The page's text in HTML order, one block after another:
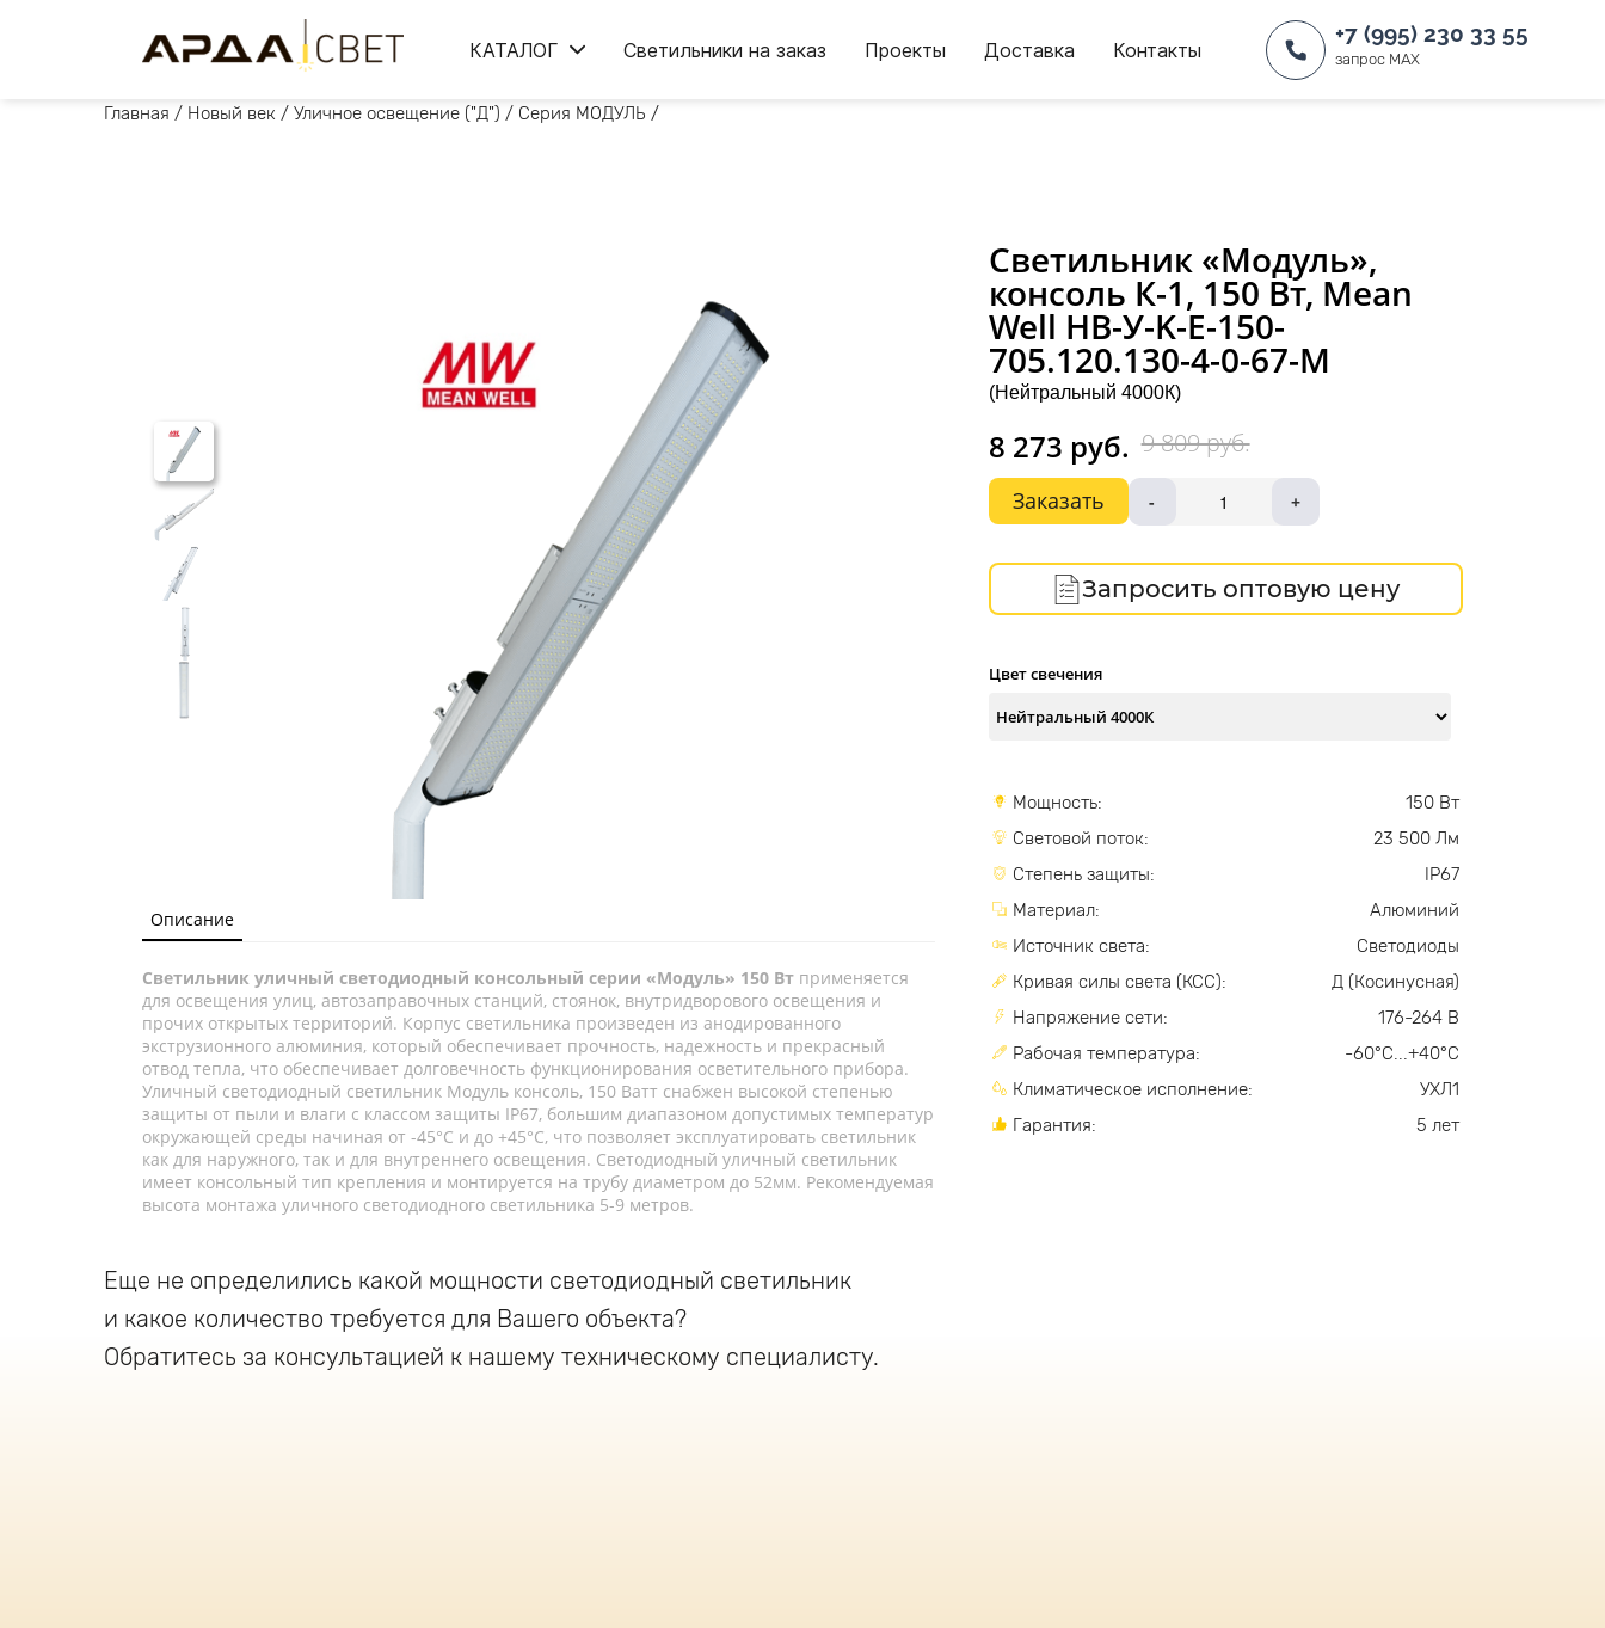
КАТАЛОГ Светильники на заказ Проекты Доставка Контакты
+7 (995) 230 33 55
запрос MAX
Главная / Новый век / Уличное освещение ("Д") / Серия МОДУЛЬ /
Светильник «Модуль»,
консоль К-1, 150 Вт, Mean
Well НВ-У-K-Е-150-
705.120.130-4-0-67-М
(Нейтральный 4000К)
8 273 руб. 9 809 руб.
Заказать - +
Запросить оптовую цену
Цвет свечения
Мощность:
150 Вт
Световой поток:
23 500 Лм
Степень защиты:
IP67
Материал:
Алюминий
Источник света:
Светодиоды
Кривая силы света (КСС):
Д (Косинусная)
Напряжение сети:
176-264 В
Рабочая температура:
-60°С...+40°С
Климатическое исполнение:
УХЛ1
Гарантия:
5 лет
Описание
Светильник уличный светодиодный консольный серии «Модуль» 150 Вт применяется
для освещения улиц, автозаправочных станций, стоянок, внутридворового освещения и
прочих открытых территорий. Корпус светильника произведен из анодированного
экструзионного алюминия, который обеспечивает прочность, надежность и прекрасный
отвод тепла, что обеспечивает долговечность функционирования осветительного прибора.
Уличный светодиодный светильник Модуль консоль, 150 Ватт снабжен высокой степенью
защиты от пыли и влаги с классом защиты IP67, большим диапазоном допустимых температур
окружающей среды начиная от -45°C и до +45°C, что позволяет эксплуатировать светильник
как для наружного, так и для внутреннего освещения. Светодиодный уличный светильник
имеет консольный тип крепления и монтируется на трубу диаметром до 52мм. Рекомендуемая
высота монтажа уличного светодиодного светильника 5-9 метров.
Еще не определились какой мощности светодиодный светильник
и какое количество требуется для Вашего объекта?
Обратитесь за консультацией к нашему техническому специалисту.